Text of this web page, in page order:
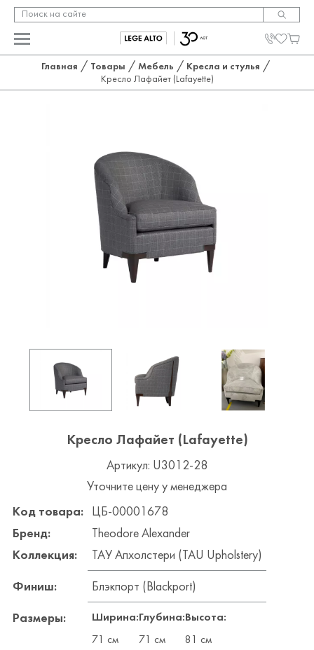
Главная / Товары / Мебель / Кресла и стулья /
Кресло Лафайет (Lafayette)
Кресло Лафайет (Lafayette)
Артикул: U3012-28
Уточните цену у менеджера
Код товара:
ЦБ-00001678
Бренд:
Theodore Alexander
Коллекция:
ТАУ Апхолстери (TAU Upholstery)
Финиш: Блэкпорт (Blackport)
Размеры:
Ширина:
71 см
Глубина:
71 см
Высота:
81 см